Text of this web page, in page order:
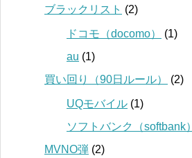
ブラックリスト (2)
ドコモ（docomo）
(1)
au (1)
買い回り（90日ルール）
(2)
UQモバイル (1)
ソフトバンク（softbank）
MVNO弾 (2)